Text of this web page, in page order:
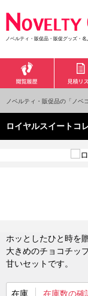
ノベルティ・販促品・販促グッズ・
ノベルティ・販促品の「ノベ
ロイヤルスイートコ
ホッとしたひと時を
大きめのチョコチッ
甘いセットです。
在庫 在庫数の確